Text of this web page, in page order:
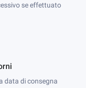
se effettuato
data di consegna